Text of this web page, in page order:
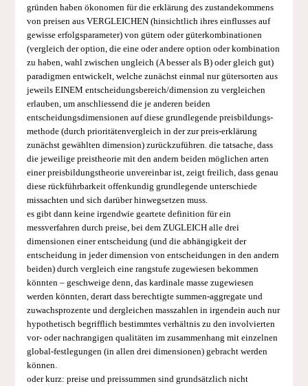
gründen haben ökonomen für die erklärung des zustandekommens
von preisen aus VERGLEICHEN (hinsichtlich ihres einflusses auf
gewisse erfolgsparameter) von gütern oder güterkombinationen
(vergleich der option, die eine oder andere option oder kombination
zu haben, wahl zwischen ungleich (A besser als B) oder gleich gut)
paradigmen entwickelt, welche zunächst einmal nur gütersorten aus
jeweils EINEM entscheidungsbereich/dimension zu vergleichen
erlauben, um anschliessend die je anderen beiden
entscheidungsdimensionen auf diese grundlegende preisbildungs-
methode (durch prioritätenvergleich in der zur preis-erklärung
zunächst gewählten dimension) zurückzuführen. die tatsache, dass
die jeweilige preistheorie mit den andern beiden möglichen arten
einer preisbildungstheorie unvereinbar ist, zeigt freilich, dass genau
diese rückführbarkeit offenkundig grundlegende unterschiede
missachten und sich darüber hinwegsetzen muss.
es gibt dann keine irgendwie geartete definition für ein
messverfahren durch preise, bei dem ZUGLEICH alle drei
dimensionen einer entscheidung (und die abhängigkeit der
entscheidung in jeder dimension von entscheidungen in den andern
beiden) durch vergleich eine rangstufe zugewiesen bekommen
könnten – geschweige denn, das kardinale masse zugewiesen
werden könnten, derart dass berechtigte summen-aggregate und
zuwachsprozente und dergleichen masszahlen in irgendein auch nur
hypothetisch begrifflich bestimmtes verhältnis zu den involvierten
vor- oder nachrangigen qualitäten im zusammenhang mit einzelnen
global-festlegungen (in allen drei dimensionen) gebracht werden
können.
oder kurz: preise und preissummen sind grundsätzlich nicht